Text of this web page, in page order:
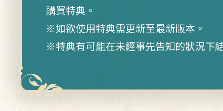
購買特典。
※如欲使用特典需更新至最新版本。
※特典有可能在未經事先告知的狀況下